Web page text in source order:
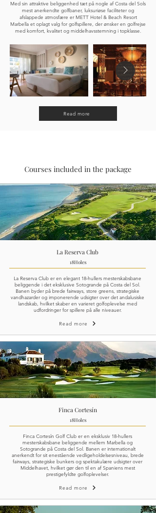
Med sin attraktive beliggenhed tæt på nogle af Costa del Sols
mest anerkendte golfbaner, luksuriøse faciliteter og
afslappede atmosfære er METT Hotel & Beach Resort
Marbella et oplagt valg for golfspillere, der ønsker en golfrejse
med komfort, kvalitet og middelhavsstemning i topklasse.
Read more
Courses included in the package
La Reserva Club
18Holes
La Reserva Club er en elegant 18-hullers mesterskabsbane
beliggende i det eksklusive Sotogrande på Costa del Sol.
Banen byder på brede fairways, store greens, strategiske
vandhazarder og imponerende udsigter over det andalusiske
landskab, hvilket skaber en varieret golfoplevelse med
udfordringer for spillere på alle niveauer.
Read more
Finca Cortesín
18Holes
Finca Cortesín Golf Club er en eksklusiv 18-hullers
mesterskabsbane beliggende mellem Marbella og
Sotogrande på Costa del Sol. Banen er internationalt
anerkendt for sit enestående vedligeholdelsesniveau, brede
fairways, strategiske bunkers og spektakulære udsigter over
Middelhavet, hvilket gør den til en af Spaniens mest
prestigefyldte golfoplevelser.
Read more